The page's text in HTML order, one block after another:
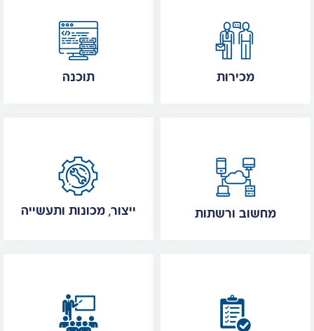
תוכנה מכירות
ייצור, מכונות ותעשייה מחשוב ורשתות